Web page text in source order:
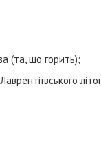
(та, що горить);